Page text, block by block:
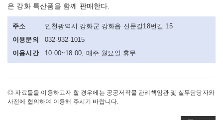
은 강화 특산품을 함께 판매한다.
주소
인천광역시 강화군 강화읍 신문길18번길 15
이용문의
032-932-1015
이용시간
10:00~18:00, 매주 월요일 휴무
◎ 자료들을 이용하고자 할 경우에는 공공저작물 관리책임관 및 실무담당자와
사전에 협의하여 이용해 주시기 바랍니다.